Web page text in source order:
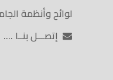
لوائح وأنظمة
إتصـــل بنــا ….